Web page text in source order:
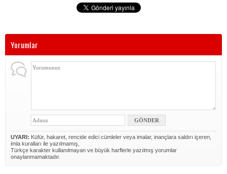
Yorumlar
UYARI: Küfür, hakaret, rencide edici cümleler veya imalar, inançlara saldırı içeren,
imla kuralları ile yazılmamış,
Türkçe karakter kullanılmayan ve büyük harflerle yazılmış yorumlar
onaylanmamaktadır.